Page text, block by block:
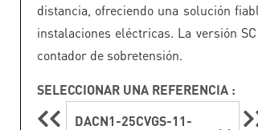
distancia, ofreciendo una solución
instalaciones eléctricas. La versión
contador de sobretensión.
SELECCIONAR UNA REFERENCIA :
DACN1-25CVGS-11-